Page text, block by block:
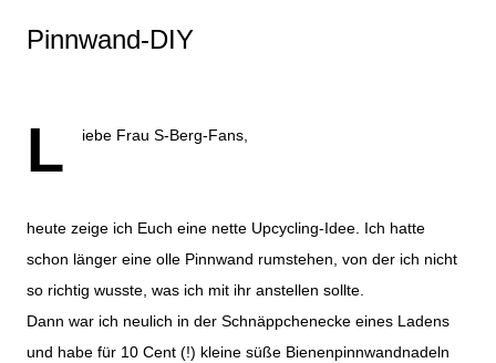
Pinnwand-DIY
L iebe Frau S-Berg-Fans,
heute zeige ich Euch eine nette Upcycling-Idee. Ich hatte
schon länger eine olle Pinnwand rumstehen, von der ich nicht
so richtig wusste, was ich mit ihr anstellen sollte.
Dann war ich neulich in der Schnäppchenecke eines Ladens
und habe für 10 Cent (!) kleine süße Bienenpinnwandnadeln